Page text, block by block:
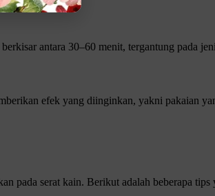
antara 30–60 menit, tergantung pada
efek yang diinginkan, yakni pakaian
pada serat kain. Berikut adalah beberapa tips